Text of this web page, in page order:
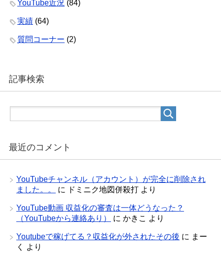
YouTube近況 (84)
実績 (64)
質問コーナー (2)
記事検索
最近のコメント
YouTubeチャンネル（アカウント）が完全に削除され
ました。。
に ドミニク地図併殺打 より
YouTube動画 収益化の審査は一体どうなった？
（YouTubeから連絡あり）
に かきこ より
Youtubeで稼げてる？収益化が外されたその後 に まー
く
より